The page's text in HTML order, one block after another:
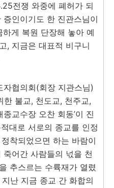
전쟁 와중에 폐허가 되
인이기도 한 진관스님이
게 복원 단장해 놓아 예
, 지금은 대표적 비구니
협의회(회장 지관스님)
불교, 천도교, 천주교,
교수장 오찬 회동’이 진
대로 서로의 종교를 인정
착되었으면 하는 바람이
어간 사람들의 넋을 천
추스르는 수륙재가 열렸
난 지금 종교 간 화합의